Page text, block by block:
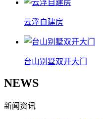
云浮自建房
台山别墅双开大门
NEWS
新闻资讯